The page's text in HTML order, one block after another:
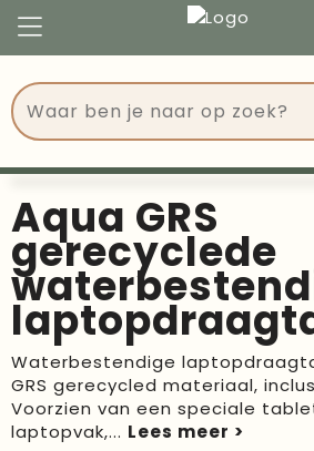
Tassen
Drinkwaren
Events
Give Aways
Geschenken
Kantoorartikelen
Congres
Events
Kerst
Verjaardagen
Voetbal, EK en WK
Aqua GRS
gerecyclede
Waterbestendige
GRS gerecycled materiaal,
Voorzien van een speciale
laptopvak,...